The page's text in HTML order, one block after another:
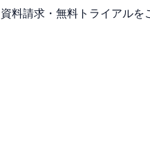
資料請求・無料トライアルを